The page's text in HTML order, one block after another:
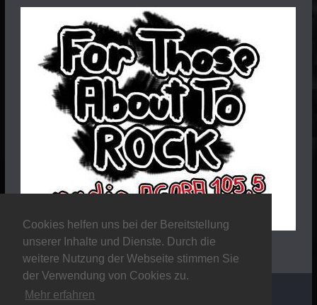
Cookies helfen uns bei der Bereitstellung
unserer Inhalte und Dienste. Durch die
weitere Nutzung der Webseite stimmen Sie
der Verwendung von Cookies zu.
Mehr erfahren
Copyright © 2026